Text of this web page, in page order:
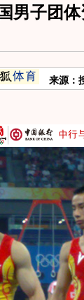
男子团
来源：